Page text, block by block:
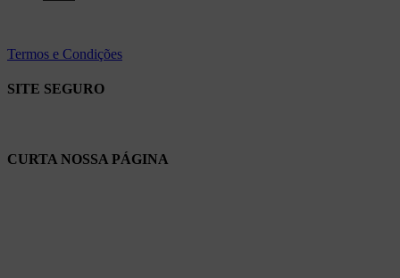
Termos e Condições
SITE SEGURO
CURTA NOSSA PÁGINA